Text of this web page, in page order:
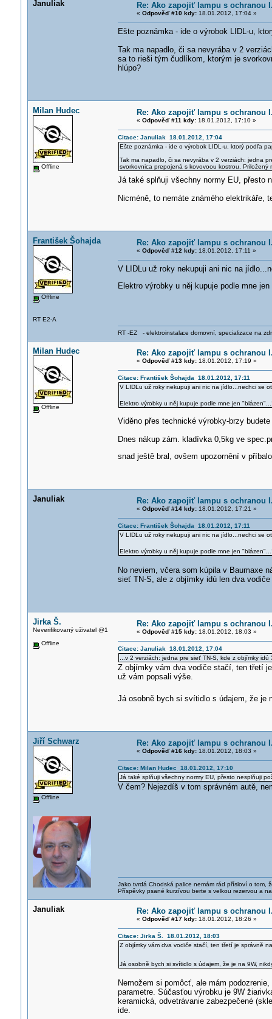
Januliak Re: Ako zapojiť lampu s ochranou
« Odpověď #10 kdy:18.01.2012, 17:04 »
Ešte poznámka - ide o výrobok LIDL-u,
Tak ma napadlo, či sa nevyrába v 2
sa to rieši tým čudlíkom, ktorým je
hlúpo?
Milan Hudec
Offline
Re: Ako zapojiť lampu s ochranou
« Odpověď #11 kdy:18.01.2012, 17:10 »
Citace: Januliak 18.01.2012, 17:04
Ešte poznámka - ide o výrobok LIDL-u, ktorý podľa
Tak ma napadlo, či sa nevyrába v 2 verziách: jedna
svorkovnica prepojená s kovovoou kostrou.
Já také splňuji všechny normy EU, přesto
Nicméně, to nemáte známého elektrikáře,
František Šohajda
Offline
RT E2-A
Re: Ako zapojiť lampu s ochranou
« Odpověď #12 kdy:18.01.2012, 17:11 »
V LIDLu už roky nekupuji ani nic na
Elektro výrobky u něj kupuje podle mne
RT -EZ - elektroinstalace domovní, specializace na
Milan Hudec
Offline
Re: Ako zapojiť lampu s ochranou
« Odpověď #13 kdy:18.01.2012, 17:19 »
Citace: František Šohajda 18.01.2012, 17:11
V LIDLu už roky nekupuji ani nic na jídlo...nechci se
Elektro výrobky u něj kupuje podle mne jen
Viděno přes technické výrobky-brzy
Dnes nákup zám. kladívka 0,5kg ve
snad ještě bral, ovšem upozornění v
Januliak Re: Ako zapojiť lampu s ochranou
« Odpověď #14 kdy:18.01.2012, 17:21 »
Citace: František Šohajda 18.01.2012, 17:11
V LIDLu už roky nekupuji ani nic na jídlo...nechci se
Elektro výrobky u něj kupuje podle mne jen
No neviem, včera som kúpila v Baumaxe
sieť TN-S, ale z objímky idú len dva
Jirka Š.
Neverifikovaný uživatel @1
Offline
Re: Ako zapojiť lampu s ochranou
« Odpověď #15 kdy:18.01.2012, 18:03 »
Citace: Januliak 18.01.2012, 17:04
...v 2 verziách: jedna pre sieť TN-S, kde z objímky idú
Z objímky vám dva vodiče stačí, ten třetí
už vám popsali výše.
Já osobně bych si svítidlo s údajem, že je
Jiří Schwarz
Offline
Re: Ako zapojiť lampu s ochranou
« Odpověď #16 kdy:18.01.2012, 18:03 »
Citace: Milan Hudec 18.01.2012, 17:10
Já také splňuji všechny normy EU, přesto nesplňuji
V čem? Nejezdíš v tom správném autě,
Jako tvrdá Chodská palice nemám rád přísloví o tom,
Příspěvky psané kurzívou berte s velkou rezervou a
Januliak Re: Ako zapojiť lampu s ochranou
« Odpověď #17 kdy:18.01.2012, 18:26 »
Citace: Jirka Š. 18.01.2012, 18:03
Z objímky vám dva vodiče stačí, ten třetí je správně
Já osobně bych si svítidlo s údajem, že je na 9W,
Nemožem si pomôcť, ale mám
parametre. Súčasťou výrobku je 9W
keramická, odvetrávanie zabezpečené
ide.